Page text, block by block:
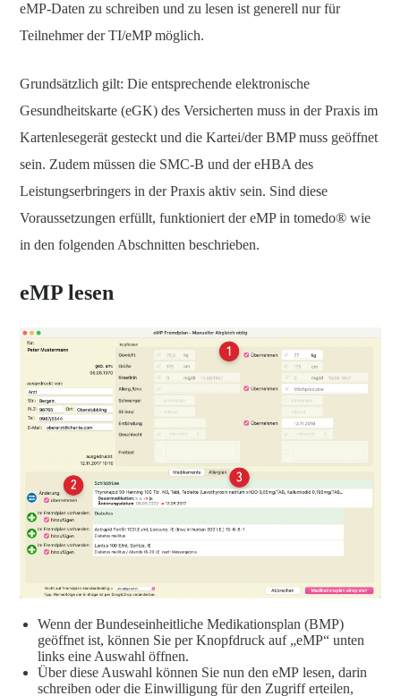
eMP-Daten zu schreiben und zu lesen ist generell nur für
Teilnehmer der TI/eMP möglich.
Grundsätzlich gilt: Die entsprechende elektronische
Gesundheitskarte (eGK) des Versicherten muss in der Praxis im
Kartenlesegerät gesteckt und die Kartei/der BMP muss geöffnet
sein. Zudem müssen die SMC-B und der eHBA des
Leistungserbringers in der Praxis aktiv sein. Sind diese
Voraussetzungen erfüllt, funktioniert der eMP in tomedo® wie
in den folgenden Abschnitten beschrieben.
eMP lesen
Wenn der Bundeseinheitliche Medikationsplan (BMP)
geöffnet ist, können Sie per Knopfdruck auf „eMP“ unten
links eine Auswahl öffnen.
Über diese Auswahl können Sie nun den eMP lesen, darin
schreiben oder die Einwilligung für den Zugriff erteilen,